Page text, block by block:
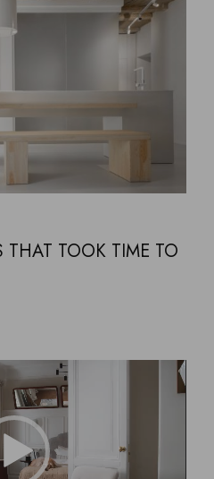
THAT TOOK TIME TO
Video
Player